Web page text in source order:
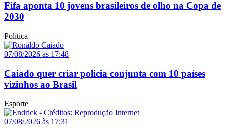
Fifa aponta 10 jovens brasileiros de olho na Copa de
2030
Política
07/08/2026 às 17:48
Caiado quer criar polícia conjunta com 10 países
vizinhos ao Brasil
Esporte
07/08/2026 às 17:31